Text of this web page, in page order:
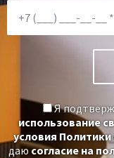
Я
использование
условия
даюсогласие на